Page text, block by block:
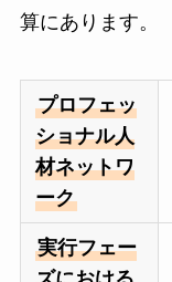
算にあります。
プロフェッ
ショナル人
材ネットワ
ーク
実行フェー